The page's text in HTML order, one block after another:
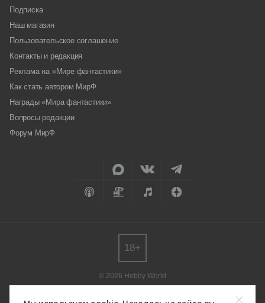
Подписка
Наш магазин
Пользовательское соглашение
Контакты и редакция
Реклама на «Мире фантастики»
Как стать автором МирФ
Награды «Мира фантастики»
Вопросы редакции
Форум МирФ
© 2026 Hobby World
редакции.
18+